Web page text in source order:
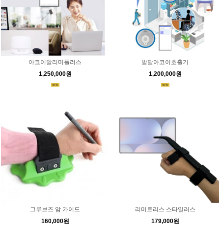
아코이알리미플러스
1,250,000원
발달아코이호출기
1,200,000원
그루브즈 암 가이드
160,000원
리미트리스 스타일러스
179,000원